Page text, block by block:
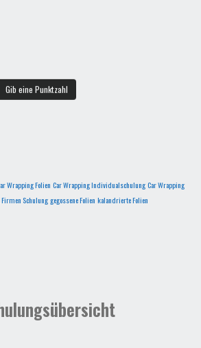
Wrapping Folien Car Wrapping Individualschulung Car Wrapping
Firmen Schulung gegossene Folien kalandrierte Folien